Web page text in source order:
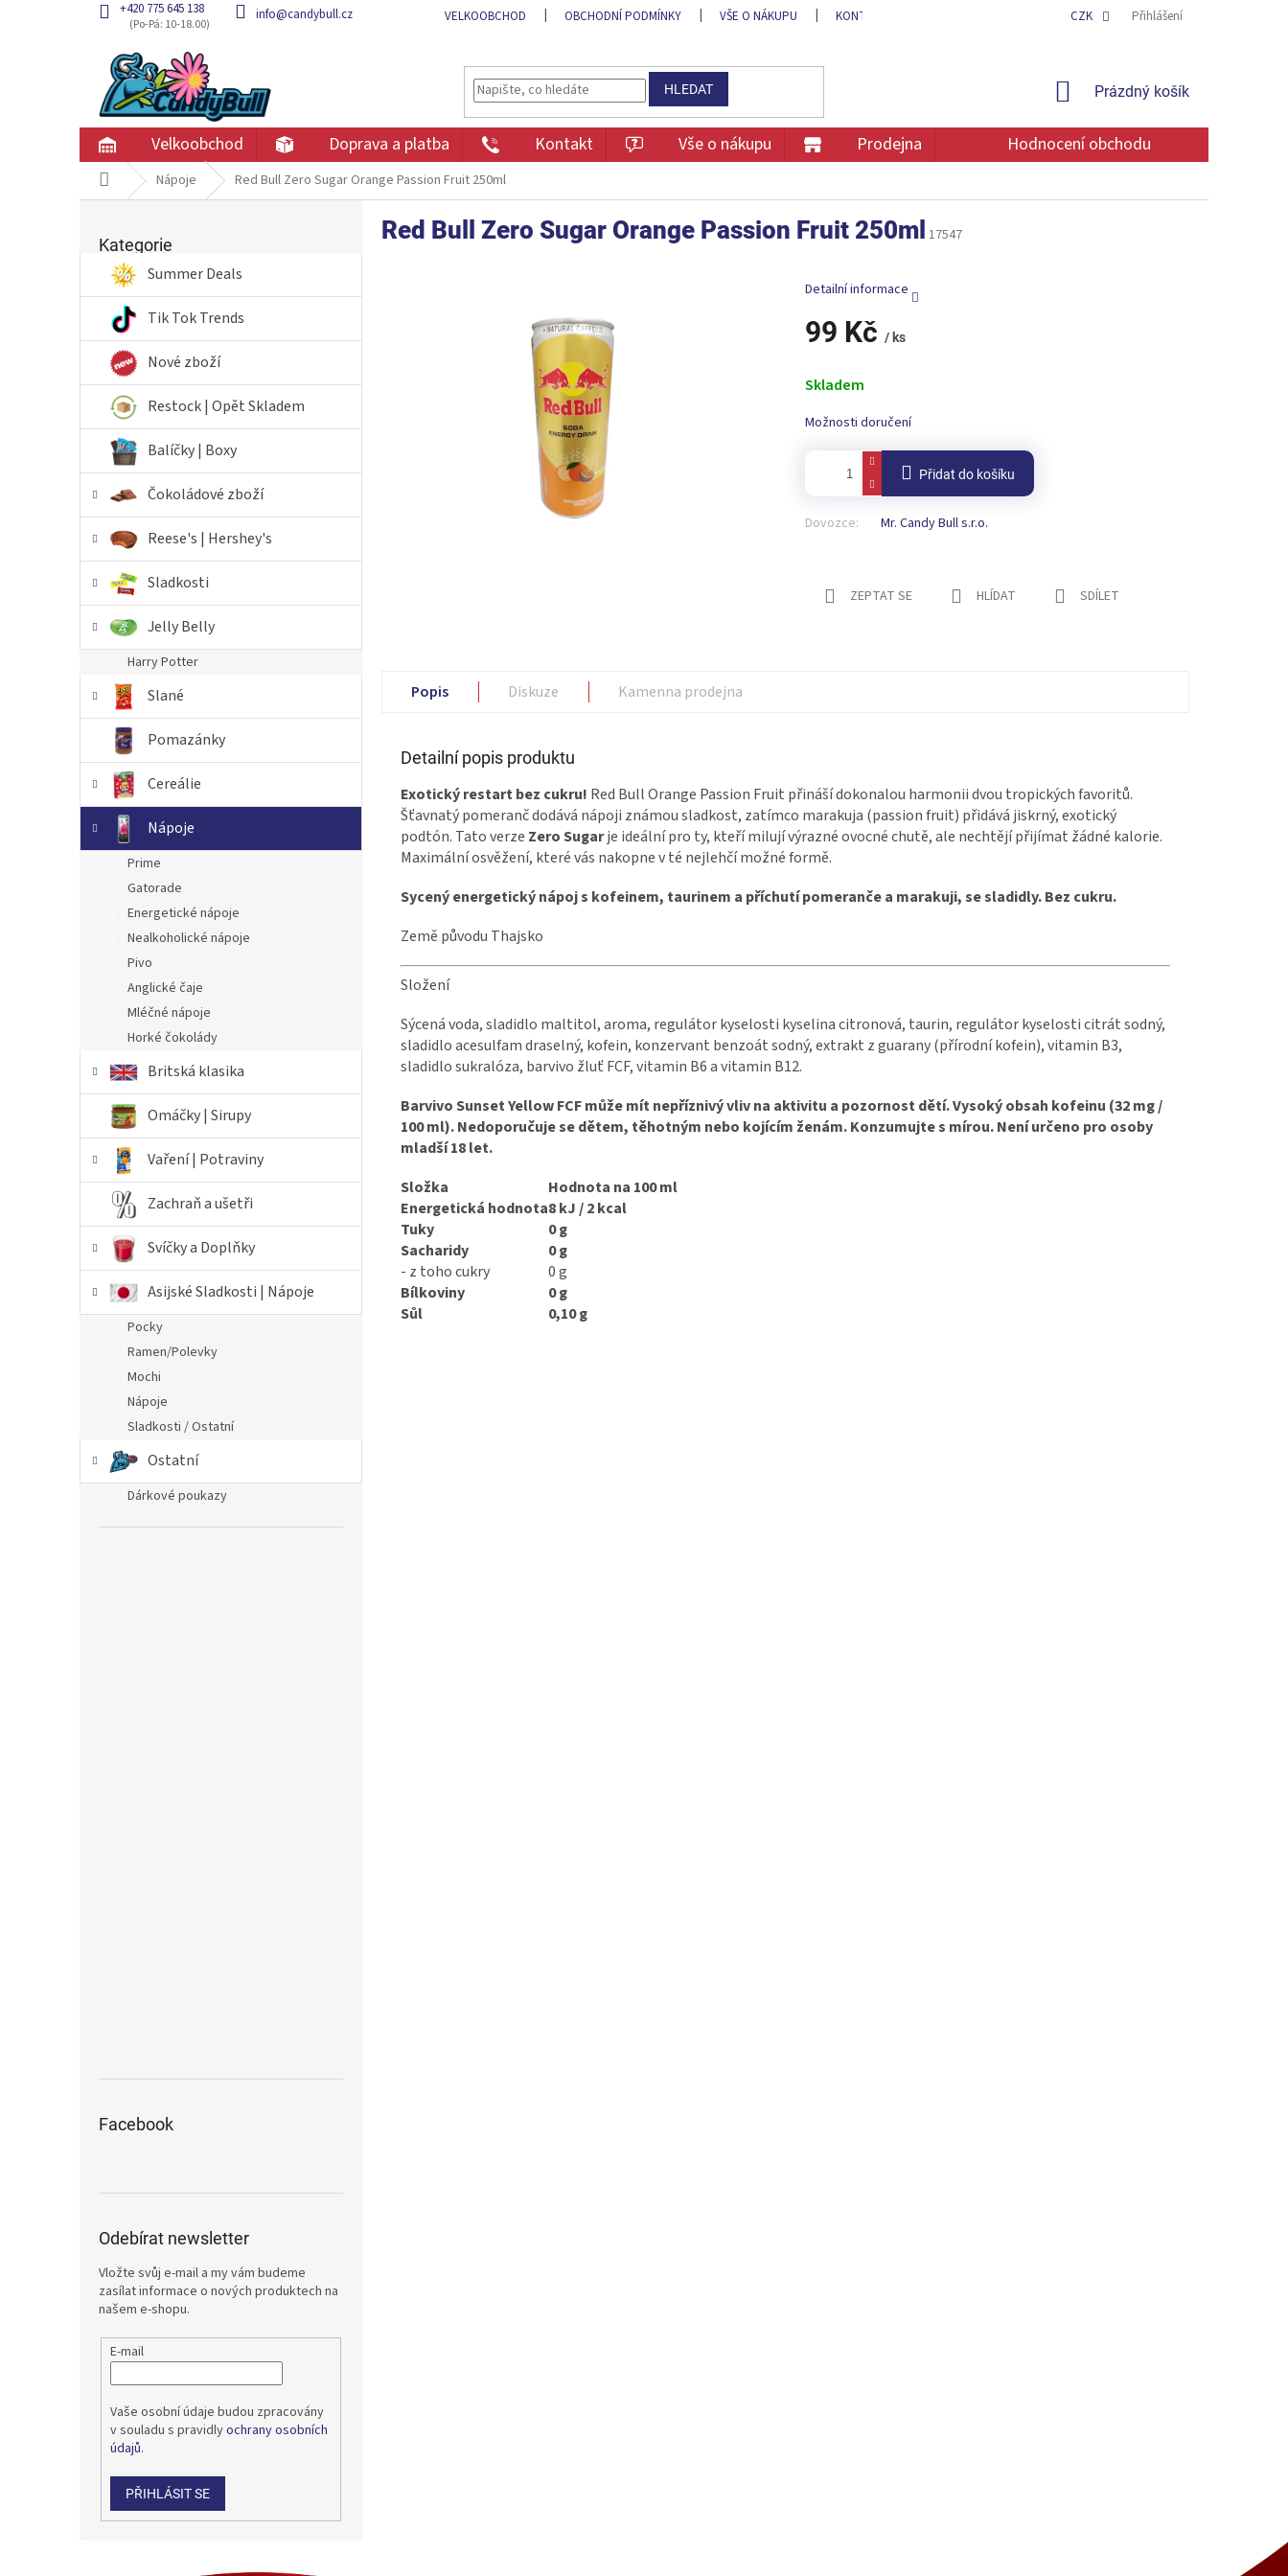
+420 775 645 138 info@candybull.cz VELKOOBCHOD OBCHODNÍ PODMÍNKY VŠE O NÁKUPU KONTAKT OCHRANA OSOBNÍCH ÚDAJŮCZK Přihlášení
HLEDAT
NÁKUPNÍ
Prázdný košík
Velkoobchod Doprava a platba Kontakt Vše o nákupu Prodejna Hodnocení obchodu
Domů Nápoje Red Bull Zero Sugar Orange Passion Fruit 250ml
r
n
í
kategorie
Kategorie
Summer Deals
Tik Tok Trends
Nové zboží
Restock | Opět Skladem
Balíčky | Boxy
Čokoládové zboží
Reese's | Hershey's
Sladkosti
Jelly Belly
Harry Potter
Slané
Pomazánky
Cereálie
Nápoje
Prime
Gatorade
Energetické nápoje
Nealkoholické nápoje
Pivo
Anglické čaje
Mléčné nápoje
Horké čokolády
Britská klasika
Omáčky | Sirupy
Vaření | Potraviny
Zachraň a ušetři
Svíčky a Doplňky
Asijské Sladkosti | Nápoje
Pocky
Ramen/Polevky
Mochi
Nápoje
Sladkosti / Ostatní
Ostatní
Dárkové poukazy
Facebook
Odebírat newsletter
Vložte svůj e-mail a my vám budeme
zasílat informace o nových produktech na
našem e-shopu.
E-mail
Vaše osobní údaje budou zpracovány
v souladu s pravidlyochrany osobních
údajů.
PŘIHLÁSIT SE
Red Bull Zero Sugar Orange Passion Fruit 250ml 17547
99 Kč / ks
cena:
Skladem
Možnosti doručení
Přidat do košíku
Dovozce: Mr. Candy Bull s.r.o.
Detailní informace
ZEPTAT SE HLÍDAT SDÍLET
Popis Diskuze Kamenna prodejna
Detailní popis produktu
Exotický restart bez cukru! Red Bull Orange Passion Fruit přináší dokonalou harmonii dvou tropických favoritů.
Šťavnatý pomeranč dodává nápoji známou sladkost, zatímco marakuja (passion fruit) přidává jiskrný, exotický
podtón. Tato verze Zero Sugarje ideální pro ty, kteří milují výrazné ovocné chutě, ale nechtějí přijímat žádné kalorie.
Maximální osvěžení, které vás nakopne v té nejlehčí možné formě.
Sycený energetický nápoj s kofeinem, taurinem a příchutí pomeranče a marakuji, se sladidly.Bez cukru.
Země původu Thajsko
Složení
Sýcená voda, sladidlo maltitol, aroma, regulátor kyselosti kyselina citronová, taurin, regulátor kyselosti citrát sodný,
sladidlo acesulfam draselný, kofein, konzervant benzoát sodný, extrakt z guarany (přírodní kofein), vitamin B3,
sladidlo sukralóza, barvivo žluť FCF, vitamin B6 a vitamin B12.
Barvivo Sunset Yellow FCF může mít nepříznivý vliv na aktivitu a pozornost dětí. Vysoký obsah kofeinu (32 mg /
100 ml). Nedoporučuje se dětem, těhotným nebo kojícím ženám. Konzumujte s mírou. Není určeno pro osoby
mladší 18 let.
Složka
Hodnota na 100 ml
Energetická hodnota8 kJ / 2 kcal
Tuky
0 g
Sacharidy
0 g
- z toho cukry
0 g
Bílkoviny
0 g
Sůl
0,10 g